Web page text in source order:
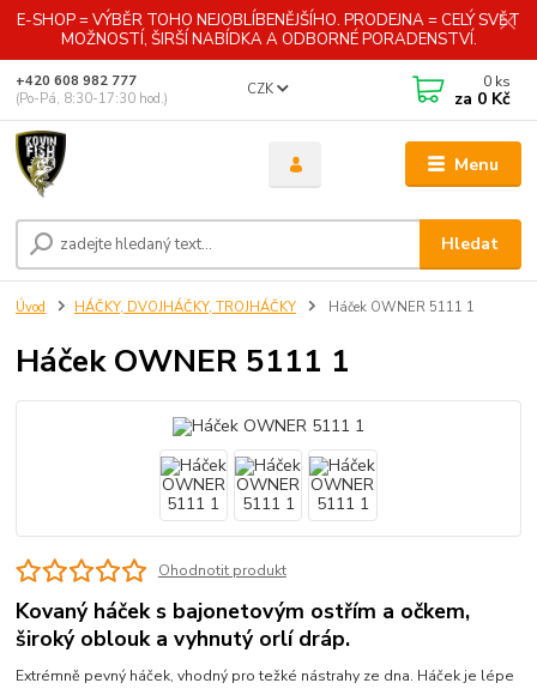
E-SHOP = VÝBĚR TOHO NEJOBLÍBENĚJŠÍHO. PRODEJNA = CELÝ SVĚT
MOŽNOSTÍ, ŠIRŠÍ NABÍDKA A ODBORNÉ PORADENSTVÍ.
Menu
CZK
Hledat
+420 608 982 777
(Po-Pá, 8:30-17:30 hod.)
0 ks
za 0 Kč
Úvod HÁČKY, DVOJHÁČKY, TROJHÁČKY Háček OWNER 5111 1
Háček OWNER 5111 1
Ohodnotit produkt
Kovaný háček s bajonetovým ostřím a očkem,
široký oblouk a vyhnutý orlí dráp.
Extrémně pevný háček, vhodný pro težké nástrahy ze dna. Háček je lépe